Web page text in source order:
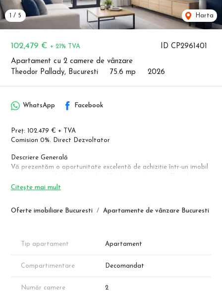
ID CP2961401
102,479 € + 21% TVA
Apartament cu 2 camere de vânzare
Theodor Pallady, Bucuresti
75.6 mp 2026
1 / 5 Harta
Oferte imobiliare Bucuresti Apartamente de vânzare Bucuresti
WhatsApp Facebook
Preț: 102.479 € + TVA
Comision 0%. Direct Dezvoltator
Descriere Generală
Vă prezentăm o oportunitate excelentă de achiziție într-un imobil
Pallady, Sector 3. Apartamentul este conceput pentru a oferi un
ridicat de creștere al zonei.
Conform schiței tehnice, apartamentul dispune de o suprafață
Living: 18.41 mp
Bucătărie (închisă): 8.55 mp
Citește mai mult
Tip apartament Apartament
Compartimentare Decomandat
Număr camere 2